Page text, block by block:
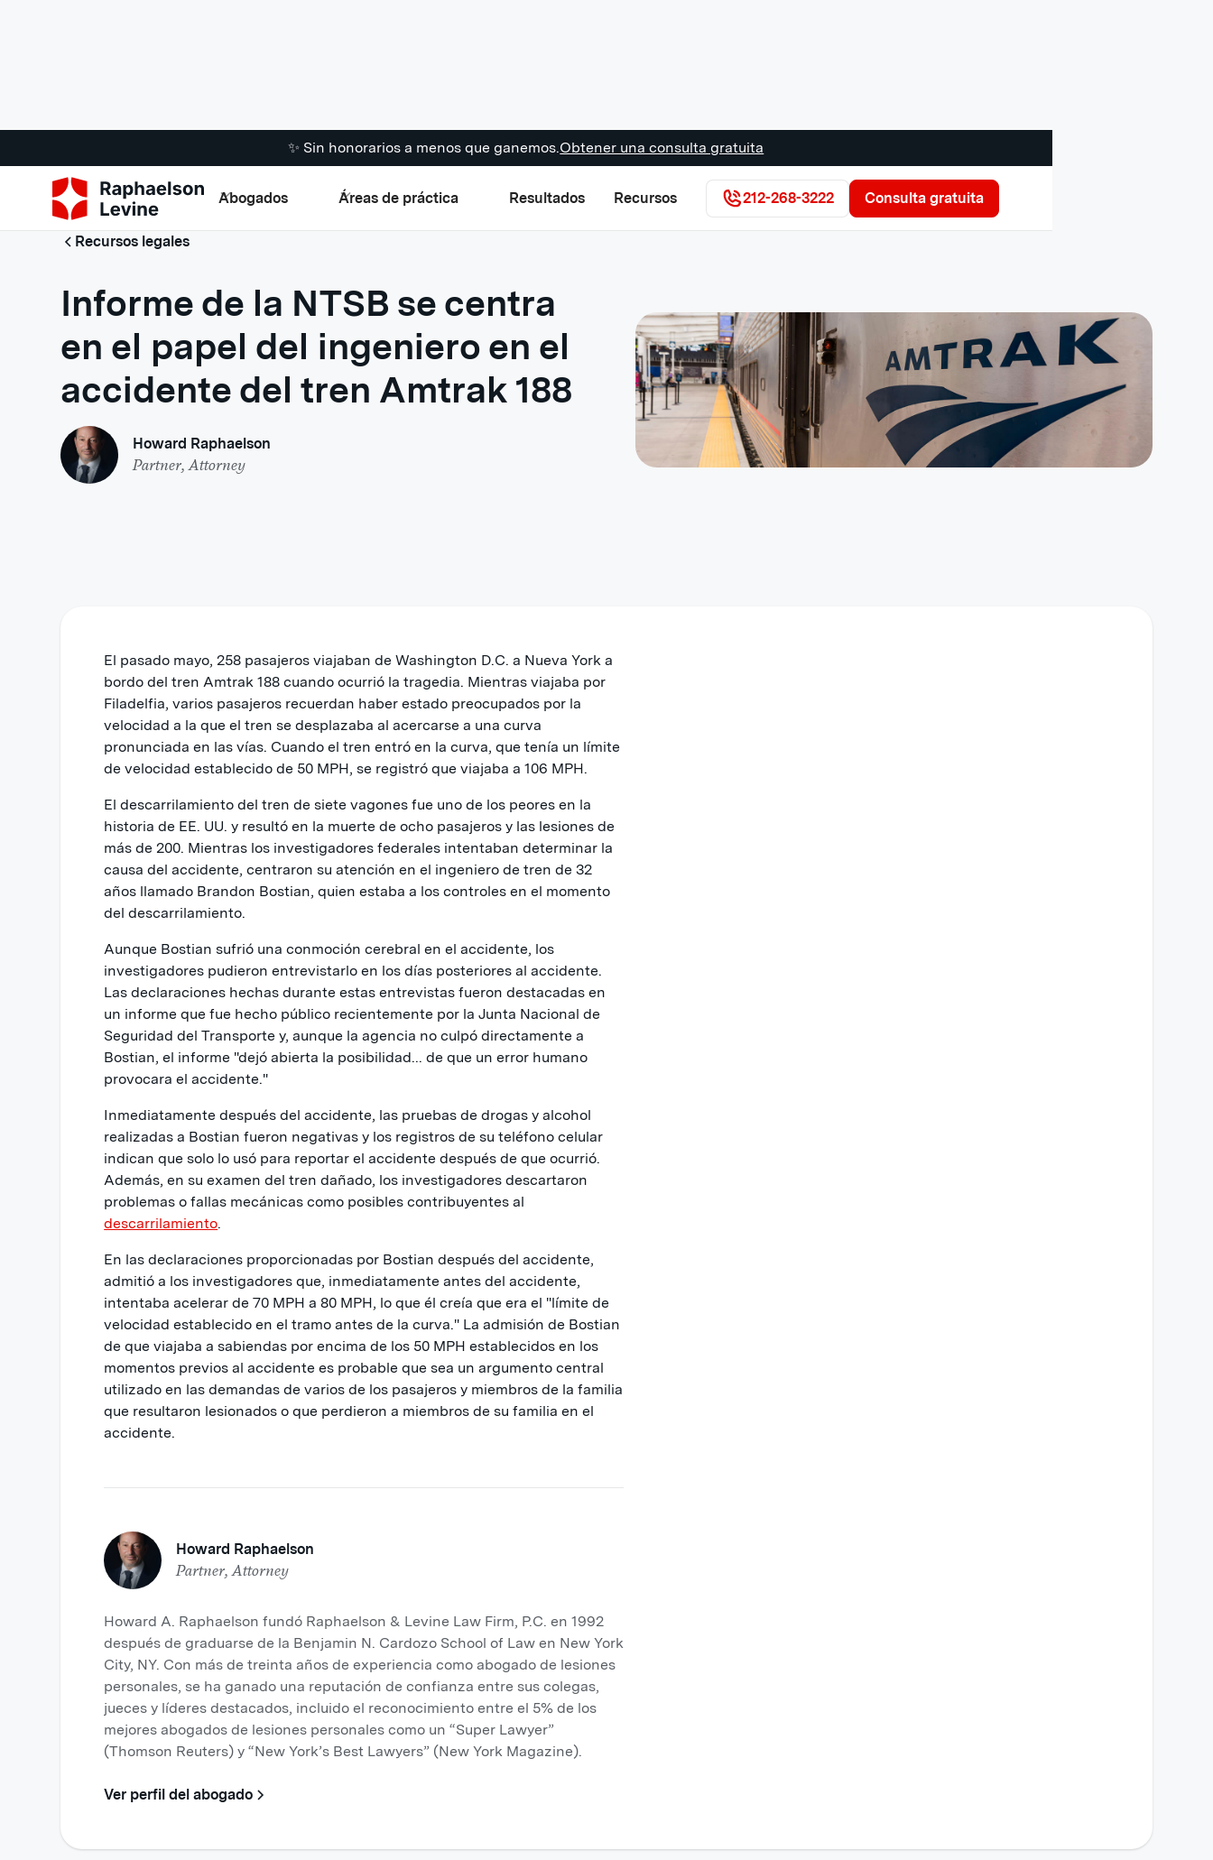
✨ Sin honorarios a menos que ganemos.Obtener una consulta gratuita
Abogados Áreas de práctica Resultados Recursos 212-268-3222 Consulta gratuita
Recursos legales
Informe de la NTSB se centra
en el papel del ingeniero en el
accidente del tren Amtrak 188
Howard Raphaelson
Partner, Attorney
El pasado mayo, 258 pasajeros viajaban de Washington D.C. a Nueva York a
bordo del tren Amtrak 188 cuando ocurrió la tragedia. Mientras viajaba por
Filadelfia, varios pasajeros recuerdan haber estado preocupados por la
velocidad a la que el tren se desplazaba al acercarse a una curva
pronunciada en las vías. Cuando el tren entró en la curva, que tenía un límite
de velocidad establecido de 50 MPH, se registró que viajaba a 106 MPH.
El descarrilamiento del tren de siete vagones fue uno de los peores en la
historia de EE. UU. y resultó en la muerte de ocho pasajeros y las lesiones de
más de 200. Mientras los investigadores federales intentaban determinar la
causa del accidente, centraron su atención en el ingeniero de tren de 32
años llamado Brandon Bostian, quien estaba a los controles en el momento
del descarrilamiento.
Aunque Bostian sufrió una conmoción cerebral en el accidente, los
investigadores pudieron entrevistarlo en los días posteriores al accidente.
Las declaraciones hechas durante estas entrevistas fueron destacadas en
un informe que fue hecho público recientemente por la Junta Nacional de
Seguridad del Transporte y, aunque la agencia no culpó directamente a
Bostian, el informe "dejó abierta la posibilidad... de que un error humano
provocara el accidente."
Inmediatamente después del accidente, las pruebas de drogas y alcohol
realizadas a Bostian fueron negativas y los registros de su teléfono celular
indican que solo lo usó para reportar el accidente después de que ocurrió.
Además, en su examen del tren dañado, los investigadores descartaron
problemas o fallas mecánicas como posibles contribuyentes al
descarrilamiento.
En las declaraciones proporcionadas por Bostian después del accidente,
admitió a los investigadores que, inmediatamente antes del accidente,
intentaba acelerar de 70 MPH a 80 MPH, lo que él creía que era el "límite de
velocidad establecido en el tramo antes de la curva." La admisión de Bostian
de que viajaba a sabiendas por encima de los 50 MPH establecidos en los
momentos previos al accidente es probable que sea un argumento central
utilizado en las demandas de varios de los pasajeros y miembros de la familia
que resultaron lesionados o que perdieron a miembros de su familia en el
accidente.
Howard Raphaelson
Partner, Attorney
Howard A. Raphaelson fundó Raphaelson & Levine Law Firm, P.C. en 1992
después de graduarse de la Benjamin N. Cardozo School of Law en New York
City, NY. Con más de treinta años de experiencia como abogado de lesiones
personales, se ha ganado una reputación de confianza entre sus colegas,
jueces y líderes destacados, incluido el reconocimiento entre el 5% de los
mejores abogados de lesiones personales como un “Super Lawyer”
(Thomson Reuters) y “New York’s Best Lawyers” (New York Magazine).
Ver perfil del abogado